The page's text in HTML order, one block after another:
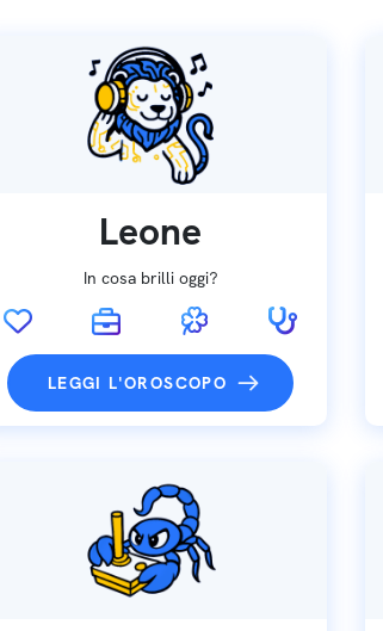
Leone
In cosa brilli oggi?
LEGGI L'OROSCOPO